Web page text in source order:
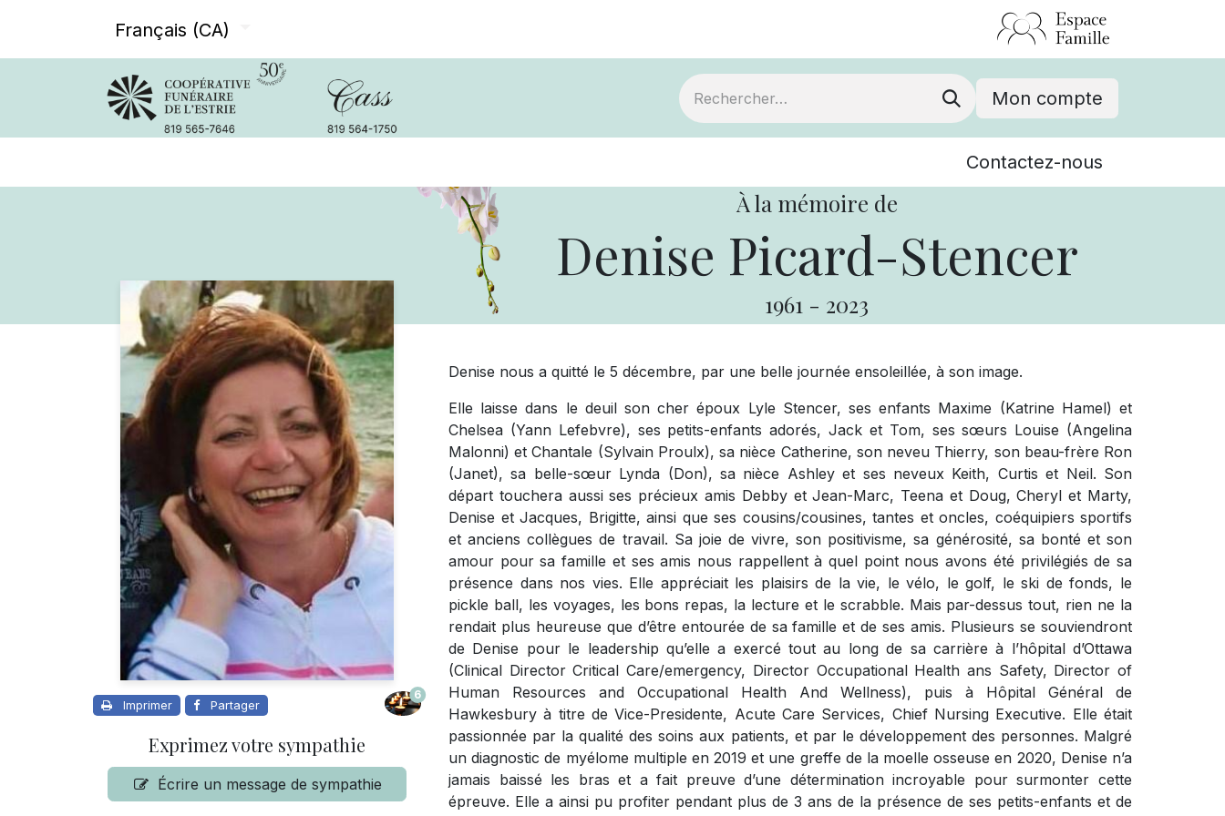
Français (CA)
Mon compte
Événements
Contactez-nous
À la mémoire de
Denise Picard-Stencer
1961 - 2023
Imprimer Partager
6
Exprimez votre sympathie
Écrire un message de sympathie
Denise nous a quitté le 5 décembre, par une belle journée ensoleillée, à son image.
Elle laisse dans le deuil son cher époux Lyle Stencer, ses enfants Maxime (Katrine Hamel) et
Chelsea (Yann Lefebvre), ses petits-enfants adorés, Jack et Tom, ses sœurs Louise (Angelina
Malonni) et Chantale (Sylvain Proulx), sa nièce Catherine, son neveu Thierry, son beau-frère Ron
(Janet), sa belle-sœur Lynda (Don), sa nièce Ashley et ses neveux Keith, Curtis et Neil. Son
départ touchera aussi ses précieux amis Debby et Jean-Marc, Teena et Doug, Cheryl et Marty,
Denise et Jacques, Brigitte, ainsi que ses cousins/cousines, tantes et oncles, coéquipiers sportifs
et anciens collègues de travail. Sa joie de vivre, son positivisme, sa générosité, sa bonté et son
amour pour sa famille et ses amis nous rappellent à quel point nous avons été privilégiés de sa
présence dans nos vies. Elle appréciait les plaisirs de la vie, le vélo, le golf, le ski de fonds, le
pickle ball, les voyages, les bons repas, la lecture et le scrabble. Mais par-dessus tout, rien ne la
rendait plus heureuse que d’être entourée de sa famille et de ses amis. Plusieurs se souviendront
de Denise pour le leadership qu’elle a exercé tout au long de sa carrière à l’hôpital d’Ottawa
(Clinical Director Critical Care/emergency, Director Occupational Health ans Safety, Director of
Human Resources and Occupational Health And Wellness), puis à Hôpital Général de
Hawkesbury à titre de Vice-Presidente, Acute Care Services, Chief Nursing Executive. Elle était
passionnée par la qualité des soins aux patients, et par le développement des personnes. Malgré
un diagnostic de myélome multiple en 2019 et une greffe de la moelle osseuse en 2020, Denise n’a
jamais baissé les bras et a fait preuve d’une détermination incroyable pour surmonter cette
épreuve. Elle a ainsi pu profiter pendant plus de 3 ans de la présence de ses petits-enfants et de